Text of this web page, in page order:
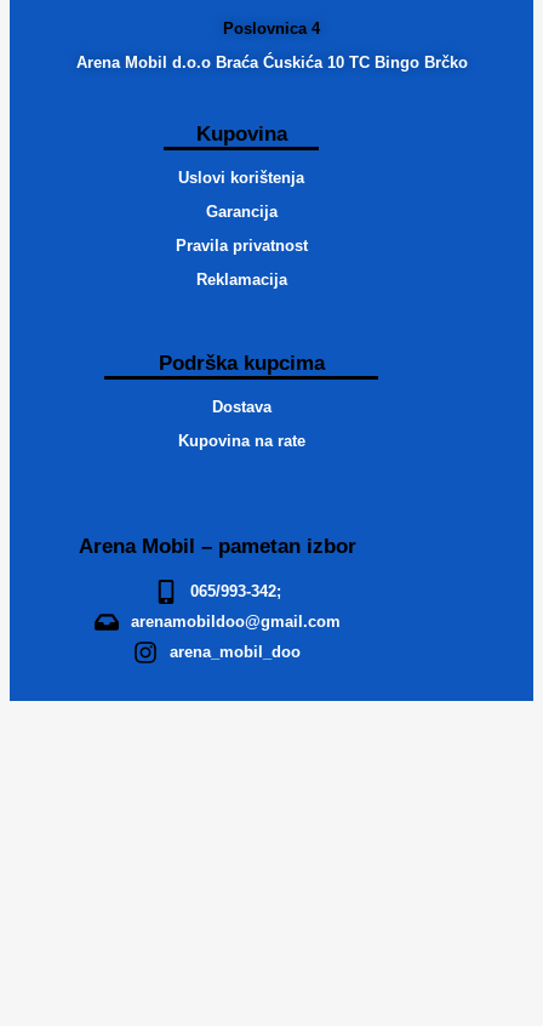
Poslovnica 4
Arena Mobil d.o.o Braća Ćuskića 10 TC Bingo Brčko
Kupovina
Uslovi korištenja
Garancija
Pravila privatnost
Reklamacija
Podrška kupcima
Dostava
Kupovina na rate
Arena Mobil – pametan izbor
065/993-342;
arenamobildoo@gmail.com
arena_mobil_doo